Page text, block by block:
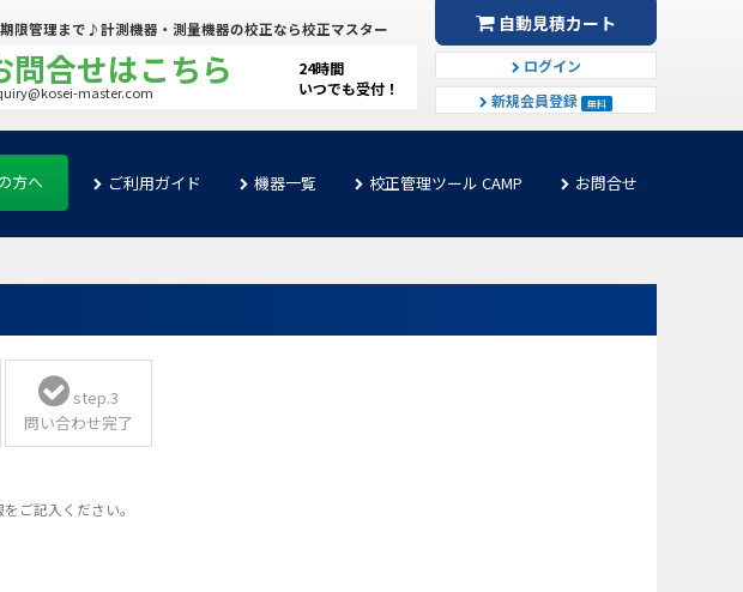
限管理まで♪計測機器・測量機器の校正なら校正マスター
24時間
いつでも受付！
問合せはこちら
master.com
自動見積カート
ログイン
新規会員登録
無料
方へ ご利用ガイド 機器一覧 校正管理ツール CAMP お問合せ
step.3
問い合わせ完了
ご記入ください。